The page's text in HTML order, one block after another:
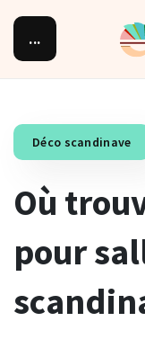
...
Déco scandinave
Où
pour